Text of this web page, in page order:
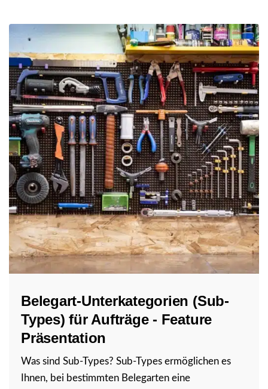
Belegart-Unterkategorien (Sub-
Types) für Aufträge - Feature
Präsentation
Was sind Sub-Types? Sub-Types ermöglichen es
Ihnen, bei bestimmten Belegarten eine